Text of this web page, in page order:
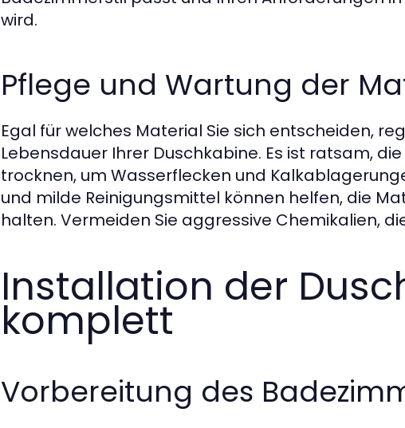
wird.
Pflege und Wartung der
Egal für welches Material Sie sich entscheiden,
Lebensdauer Ihrer Duschkabine. Es ist ratsam,
trocknen, um Wasserflecken und
und milde Reinigungsmittel können helfen, die
halten. Vermeiden Sie aggressive Chemikalien,
Installation der
komplett
Vorbereitung des